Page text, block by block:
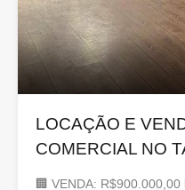
LOCAÇÃO E
COMERCIAL NO
🏢 VENDA: